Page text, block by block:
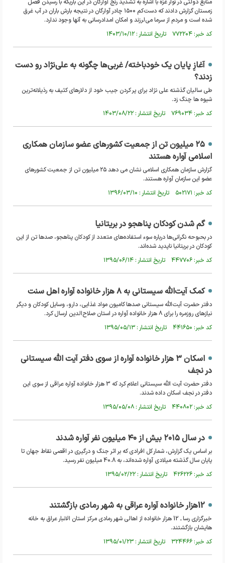
منابع دولتی در نوار غزه با اشاره به تشدید رنج آوارگان در این باریکه با رسیدن فصل
زمستان گزارش دادند که دست‌کم ۱۵۰۰ چادر آوارگان در نتیجه بارش باران در آب غرق
شده است و مردم از سرما می‌لرزند و امکان امدادرسانی به آنها وجود ندارد.
کد خبر: ۷۷۲۲۰۴ تاریخ انتشار : ۱۴۰۳/۱۰/۱۲
آغازِ پایان یک خودباخته/ غربی‌ها چگونه به علی‌نژاد رو دست
زدند؟
طی سالیان گذشته علی نژاد برای پر کردن جیب خود از دلارهای کثیف به رذیلانه‌ترین
شیوه ها چنگ زد.
کد خبر: ۷۶۹۰۳۴ تاریخ انتشار : ۱۴۰۳/۰۸/۲۲
۲۵ میلیون تن از جمعیت کشورهای عضو سازمان همکاری
اسلامی آواره هستند
گزارش سازمان همکاری اسلامی نشان می دهد ۲۵ میلیون تن از جمعیت کشورهای
عضو این سازمان آواره هستند.
کد خبر: ۵۰۲۱۷۱ تاریخ انتشار : ۱۳۹۶/۰۳/۱۰
گم شدن کودکان پناهجو در بریتانیا
در بحبوحه نگرانی‌ها درباره سوء استفاده‌های متعدد از کودکان پناهجو، صدها تن از این
کودکان در بریتانیا ناپدید شده‌اند.
کد خبر: ۴۴۷۷۰۶ تاریخ انتشار : ۱۳۹۵/۰۶/۱۴
کمک آیت‌الله سیستانی به ۸ هزار خانواده آواره اهل سنت
دفتر حضرت آیت‌الله سیستانی صدها کامیون مواد غذایی، دارو، وسایل کودکان و دیگر
نیازهای روزمره را برای ۸ هزار خانواده آواره در استان صلاح‌الدین ارسال کرد.
کد خبر: ۴۴۱۶۵۰ تاریخ انتشار : ۱۳۹۵/۰۵/۱۳
اسکان ۳ هزار خانواده آواره از سوی دفتر آیت الله سیستانی
در نجف
دفتر حضرت آیت الله سیستانی اعلام کرد که 3 هزار خانواده آواره عراقی از سوی این
دفتر در نجف اسکان داده شدند.
کد خبر: ۴۴۰۸۰۲ تاریخ انتشار : ۱۳۹۵/۰۵/۰۸
در سال ۲۰۱۵ بیش از ۴۰ میلیون نفر آواره شدند
بر اساس یک گزارش، شمار کل افرادی که بر اثر جنگ و درگیری در اقصی نقاط جهان تا
پایان سال گذشته میلادی آواره شده‌اند، به 40.8 میلیون نفر رسید.
کد خبر: ۴۲۶۲۲۶ تاریخ انتشار : ۱۳۹۵/۰۲/۲۲
12هزار خانواده آواره عراقی به شهر رمادی بازگشتند
خبرگزاری رسا ـ 12 هزار خانواده از اهالی شهر رمادی مرکز استان الانبار عراق به خانه
هایشان بازگشتند.
کد خبر: ۳۲۴۴۶۶ تاریخ انتشار : ۱۳۹۵/۰۱/۲۳